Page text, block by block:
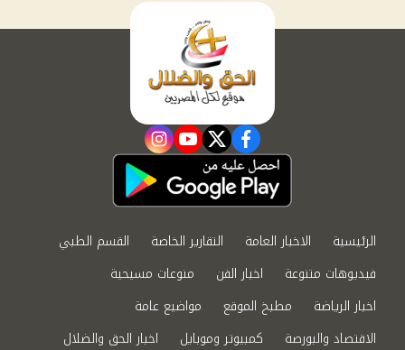
facebook
twitter
youtube
instagram
الرئيسية الاخبار العامة التقارير الخاصة
القسم الطبي
فيديوهات متنوعة
اخبار الفن
منوعات مسيحية
اخبار الرياضة
مطبخ الموقع
مواضيع عامة
الاقتصاد والبورصة
كمبيوتر وموبايل اخبار الحق والضلال